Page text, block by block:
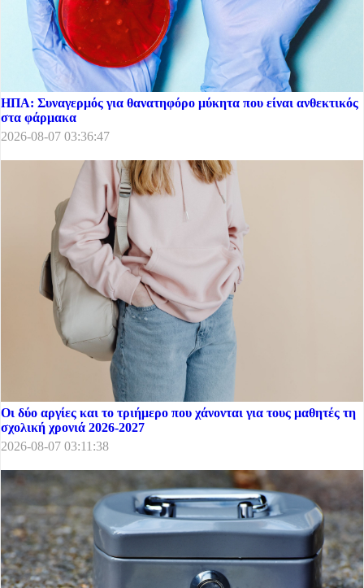
ΗΠΑ: Συναγερμός για θανατηφόρο μύκητα που είναι ανθεκτικός
στα φάρμακα
2026-08-07 03:36:47
Οι δύο αργίες και το τριήμερο που χάνονται για τους μαθητές τη
σχολική χρονιά 2026-2027
2026-08-07 03:11:38